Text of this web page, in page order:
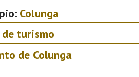
Colunga
turismo
de Colunga